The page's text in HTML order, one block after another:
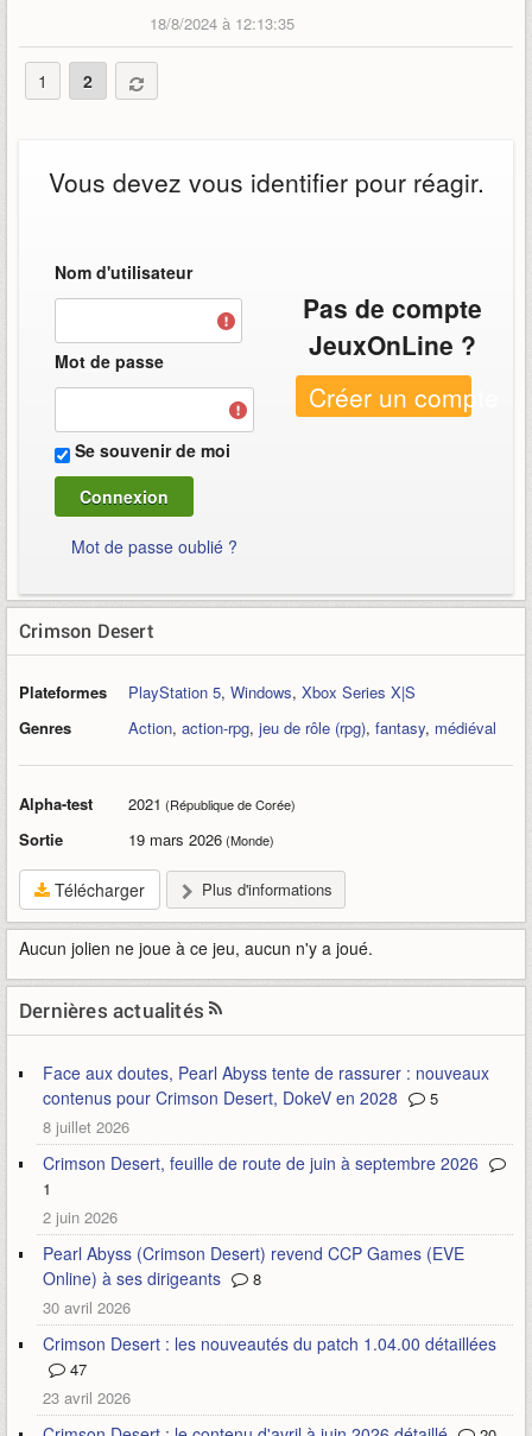
18/8/2024 à 12:13:35
1 2
Vous devez vous identifier pour réagir.
Nom d'utilisateur
Mot de passe
Se souvenir de moi
Mot de passe oublié ?
Pas de compte
JeuxOnLine ?
Créer un compte
Crimson Desert
Plateformes PlayStation 5, Windows, Xbox Series X|S
Genres
Action, action-rpg, jeu de rôle (rpg), fantasy, médiéval
Alpha-test 2021 (République de Corée)
Sortie 19 mars 2026(Monde)
Télécharger Plus d'informations
Aucun jolien ne joue à ce jeu, aucun n'y a joué.
Dernières actualités
Face aux doutes, Pearl Abyss tente de rassurer : nouveaux
contenus pour Crimson Desert, DokeV en 2028
5
8 juillet 2026
Crimson Desert, feuille de route de juin à septembre 2026
1
2 juin 2026
Pearl Abyss (Crimson Desert) revend CCP Games (EVE
Online) à ses dirigeants
8
30 avril 2026
Crimson Desert : les nouveautés du patch 1.04.00 détaillées
47
23 avril 2026